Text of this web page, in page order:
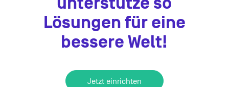
Lösungen für eine
bessere Welt!
Jetzt einrichten